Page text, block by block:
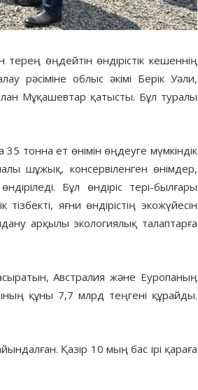
өңдейтін өндірістік кешеннің
рәсіміне облыс әкімі Берік Уәли,
Мұқашевтар қатысты. Бұл туралы
тонна ет өнімін өңдеуге мүмкіндік
шұжық, консервіленген өнімдер,
Бұл өндіріс тері-былғары
яғни өндірістің экожүйесін
арқылы экологиялық талаптарға
асыратын, Австралия және Еуропаның
құны 7,7 млрд теңгені құрайды.
Қазір 10 мың бас ірі қараға